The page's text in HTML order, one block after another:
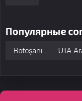
Популярные
Botoșani UTA